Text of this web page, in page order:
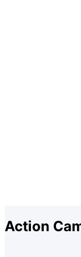
Action